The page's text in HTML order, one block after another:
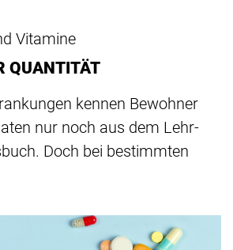
Vitamine
QUANTITÄT
kennen Bewohner
nur noch aus dem Lehr-
Doch bei bestimmten